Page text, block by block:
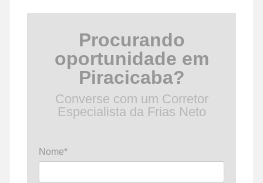
Procurando
oportunidade em
Piracicaba?
Converse com um Corretor
Especialista da Frias Neto
Nome*